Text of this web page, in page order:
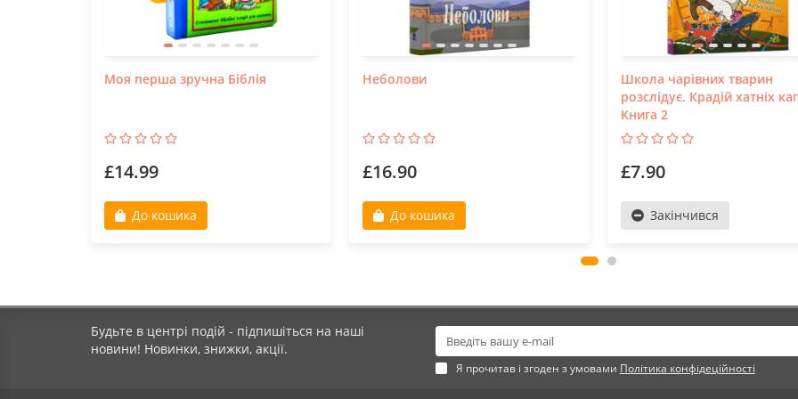
Моя перша зручна Біблія
£14.99
До кошика
Неболови
£16.90
До кошика
Школа чарівних тварин
розслідує. Крадій хатніх
Книга 2
£7.90
Закінчився
Будьте в центрі подій - підпишіться на наші
новини! Новинки, знижки, акції.
Я прочитав і згоден з умовами Політика конфідеційності